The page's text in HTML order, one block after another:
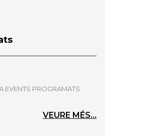
EVENTS PROGRAMATS
VEURE MÉS...